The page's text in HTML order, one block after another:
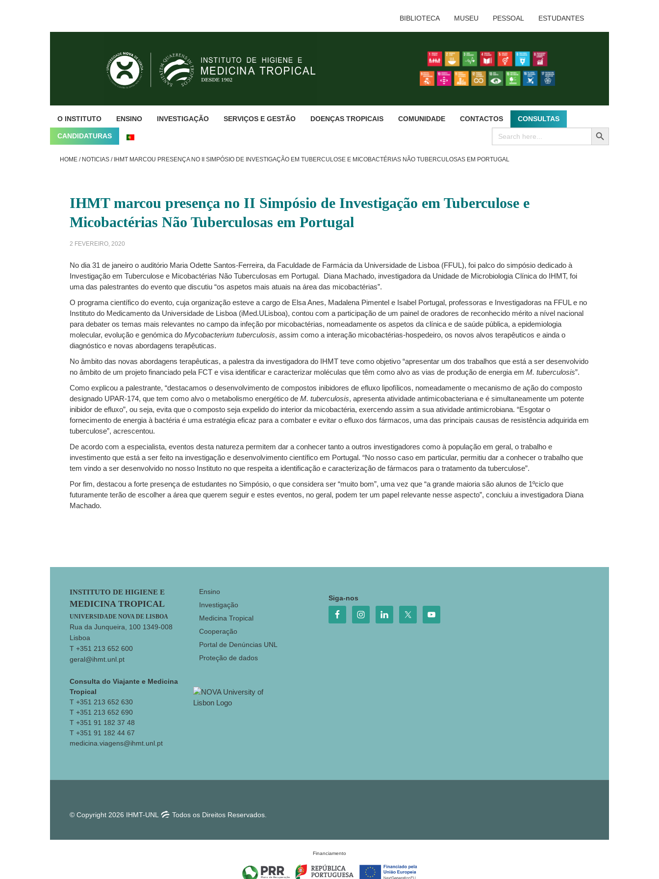
BIBLIOTECA MUSEU PESSOAL ESTUDANTES
O INSTITUTO ENSINO INVESTIGAÇÃO SERVIÇOS E GESTÃO DOENÇAS TROPICAIS COMUNIDADE CONTACTOS CONSULTAS
CANDIDATURAS
Search
for:
SEARCH BUTTON
HOME / NOTICIAS /IHMT MARCOU PRESENÇA NO II SIMPÓSIO DE INVESTIGAÇÃO EM TUBERCULOSE E MICOBACTÉRIAS NÃO TUBERCULOSAS EM PORTUGAL
IHMT marcou presença no II Simpósio de Investigação em Tuberculose e
Micobactérias Não Tuberculosas em Portugal
2 FEVEREIRO, 2020
No dia 31 de janeiro o auditório Maria Odette Santos-Ferreira, da Faculdade de Farmácia da Universidade de Lisboa (FFUL), foi palco do simpósio dedicado à
Investigação em Tuberculose e Micobactérias Não Tuberculosas em Portugal. Diana Machado, investigadora da Unidade de Microbiologia Clínica do IHMT, foi
uma das palestrantes do evento que discutiu “os aspetos mais atuais na área das micobactérias”.
O programa científico do evento, cuja organização esteve a cargo de Elsa Anes, Madalena Pimentel e Isabel Portugal, professoras e Investigadoras na FFUL e no
Instituto do Medicamento da Universidade de Lisboa (iMed.ULisboa), contou com a participação de um painel de oradores de reconhecido mérito a nível nacional
para debater os temas mais relevantes no campo da infeção por micobactérias, nomeadamente os aspetos da clínica e de saúde pública, a epidemiologia
molecular, evolução e genómica do Mycobacterium tuberculosis, assim como a interação micobactérias-hospedeiro, os novos alvos terapêuticos e ainda o
diagnóstico e novas abordagens terapêuticas.
No âmbito das novas abordagens terapêuticas, a palestra da investigadora do IHMT teve como objetivo “apresentar um dos trabalhos que está a ser desenvolvido
no âmbito de um projeto financiado pela FCT e visa identificar e caracterizar moléculas que têm como alvo as vias de produção de energia em M. tuberculosis”.
Como explicou a palestrante, “destacamos o desenvolvimento de compostos inibidores de efluxo lipofílicos, nomeadamente o mecanismo de ação do composto
designado UPAR-174, que tem como alvo o metabolismo energético de M. tuberculosis, apresenta atividade antimicobacteriana e é simultaneamente um potente
inibidor de efluxo”, ou seja, evita que o composto seja expelido do interior da micobactéria, exercendo assim a sua atividade antimicrobiana. “Esgotar o
fornecimento de energia à bactéria é uma estratégia eficaz para a combater e evitar o efluxo dos fármacos, uma das principais causas de resistência adquirida em
tuberculose”, acrescentou.
De acordo com a especialista, eventos desta natureza permitem dar a conhecer tanto a outros investigadores como à população em geral, o trabalho e
investimento que está a ser feito na investigação e desenvolvimento científico em Portugal. “No nosso caso em particular, permitiu dar a conhecer o trabalho que
tem vindo a ser desenvolvido no nosso Instituto no que respeita a identificação e caracterização de fármacos para o tratamento da tuberculose”.
Por fim, destacou a forte presença de estudantes no Simpósio, o que considera ser “muito bom”, uma vez que “a grande maioria são alunos de 1ºciclo que
futuramente terão de escolher a área que querem seguir e estes eventos, no geral, podem ter um papel relevante nesse aspecto”, concluiu a investigadora Diana
Machado.
Footer
INSTITUTO DE HIGIENE E
MEDICINA TROPICAL
UNIVERSIDADE NOVA DE LISBOA
Rua da Junqueira, 100 1349-008
Lisboa
T +351 213 652 600
geral@ihmt.unl.pt
Consulta do Viajante e Medicina
Tropical
T +351 213 652 630
T +351 213 652 690
T +351 91 182 37 48
T +351 91 182 44 67
medicina.viagens@ihmt.unl.pt
Ensino
Investigação
Medicina Tropical
Cooperação
Portal de Denúncias UNL
Proteção de dados
Siga-nos
© Copyright 2026 IHMT-UNL Todos os Direitos Reservados.
Financiamento